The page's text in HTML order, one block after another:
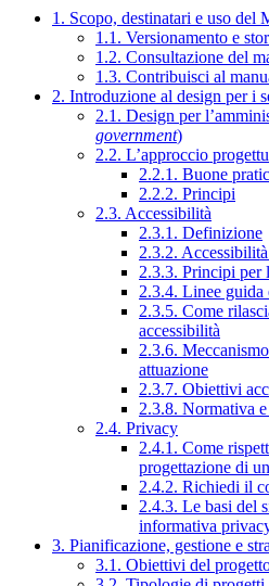
1. Scopo, destinatari e uso del
1.1. Versionamento e
1.2. Consultazione del
1.3. Contribuisci al
2. Introduzione al design per i
2.1. Design per
government)
2.2. L’approccio
2.2.1. Buone
2.2.2. Principi
2.3. Accessibilità
2.3.1. Definizione
2.3.2.
2.3.3. Principi per
2.3.4. Linee guida
2.3.5. Come
accessibilità
2.3.6.
attuazione
2.3.7. Obiettivi
2.3.8. Normativa
2.4. Privacy
2.4.1. Come
progettazione di
2.4.2. Richiedi il
2.4.3. Le basi del
informativa
3. Pianificazione, gestione e
3.1. Obiettivi del